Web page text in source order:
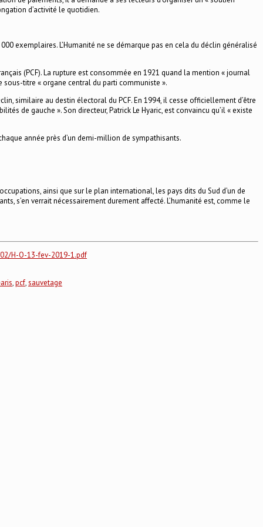
d’activité le quotidien.
exemplaires. L’Humanité ne se démarque pas en cela du déclin généralisé
(PCF). La rupture est consommée en 1921 quand la mention « journal
titre « organe central du parti communiste ».
similaire au destin électoral du PCF. En 1994, il cesse officiellement d’être
de gauche ». Son directeur, Patrick Le Hyaric, est convaincu qu’il « existe
année près d’un demi-million de sympathisants.
ainsi que sur le plan international, les pays dits du Sud d’un de
s’en verrait nécessairement durement affecté. L’humanité est, comme le
H-O-13-fev-2019-1.pdf
,pcf,sauvetage